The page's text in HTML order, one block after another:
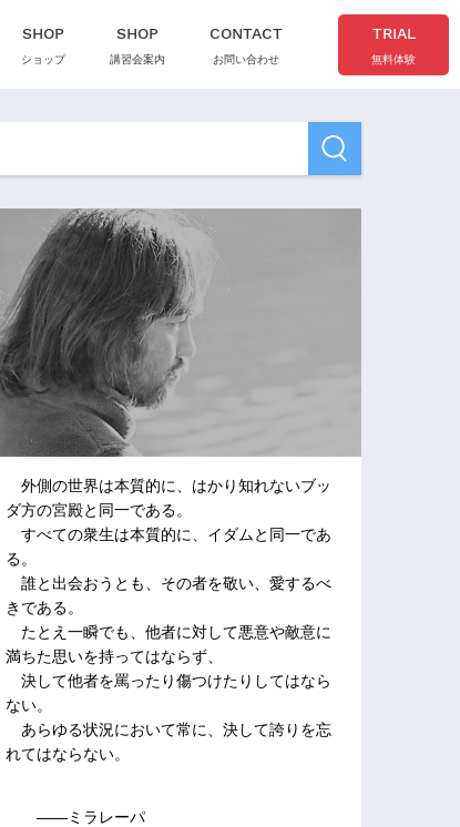
SHOP
ショップ
SHOP
講習会案内
CONTACT
お問い合わせ
TRIAL
無料体験
外側の世界は本質的に、はかり知れないブッ
ダ方の宮殿と同一である。
すべての衆生は本質的に、イダムと同一であ
る。
誰と出会おうとも、その者を敬い、愛するべ
きである。
たとえ一瞬でも、他者に対して悪意や敵意に
満ちた思いを持ってはならず、
決して他者を罵ったり傷つけたりしてはなら
ない。
あらゆる状況において常に、決して誇りを忘
れてはならない。
――ミラレーパ